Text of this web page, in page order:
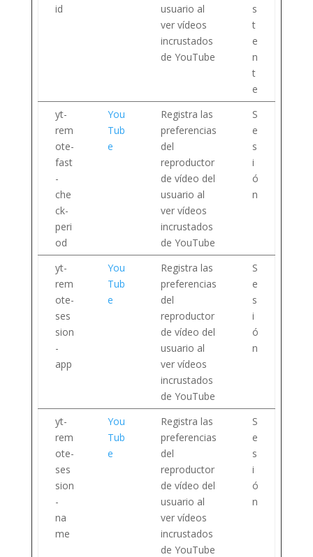
id
usuario al
ver vídeos
incrustados
de YouTube
s
t
e
n
t
e
yt-
rem
ote-
fast
-
che
ck-
peri
od
You
Tub
e
Registra las
preferencias
del
reproductor
de vídeo del
usuario al
ver vídeos
incrustados
de YouTube
S
e
s
i
ó
n
yt-
rem
ote-
ses
sion
-
app
You
Tub
e
Registra las
preferencias
del
reproductor
de vídeo del
usuario al
ver vídeos
incrustados
de YouTube
S
e
s
i
ó
n
yt-
rem
ote-
ses
sion
-
na
me
You
Tub
e
Registra las
preferencias
del
reproductor
de vídeo del
usuario al
ver vídeos
incrustados
de YouTube
S
e
s
i
ó
n